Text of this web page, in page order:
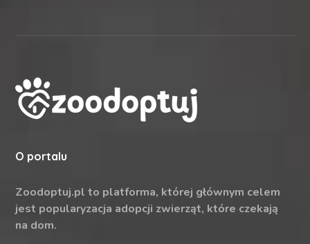
O portalu
Zoodoptuj.pl to platforma, której głównym celem
jest popularyzacja adopcji zwierząt, które czekają
na dom.